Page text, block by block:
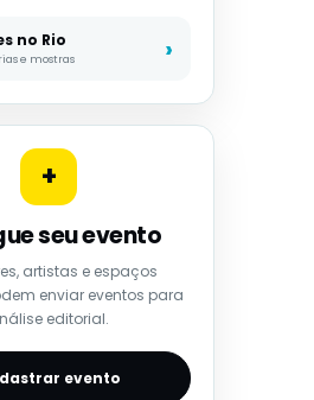
no Rio
e mostras
+
seu evento
artistas e espaços
enviar eventos para
editorial.
evento